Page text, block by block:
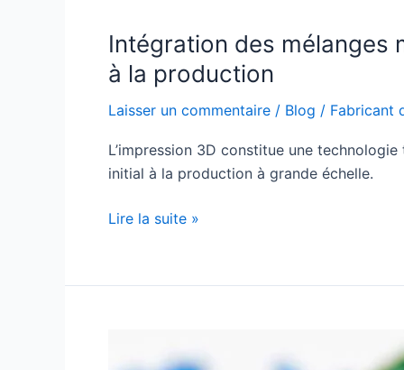
Intégration des mélanges
à la production
Laisser un commentaire / Blog / Fabricant
L’impression 3D constitue une
initial à la production à grande échelle.
Lire la suite »
maître